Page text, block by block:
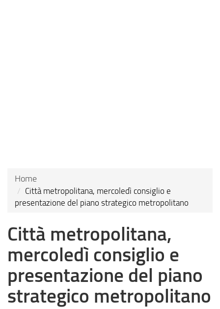
Home
Città metropolitana, mercoledì consiglio e
presentazione del piano strategico metropolitano
Città metropolitana,
mercoledì consiglio e
presentazione del piano
strategico metropolitano